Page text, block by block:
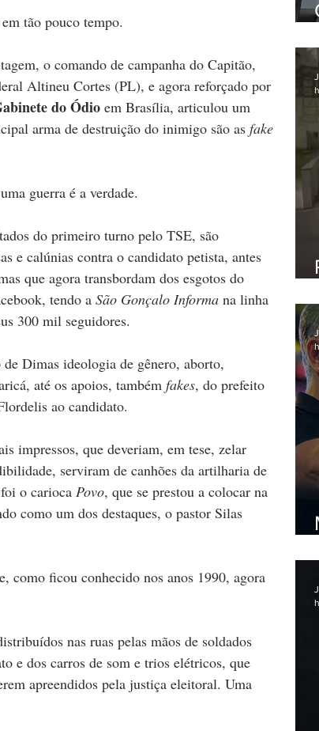
tão pouco tempo.
o comando de campanha do Capitão,
Altineu Cortes (PL), e agora reforçado por
do Ódio em Brasília, articulou um
arma de destruição do inimigo são as fake
guerra é a verdade.
do primeiro turno pelo TSE, são
e calúnias contra o candidato petista, antes
que agora transbordam dos esgotos do
tendo a São Gonçalo Informa na linha
300 mil seguidores.
Dimas ideologia de gênero, aborto,
até os apoios, também fakes, do prefeito
ao candidato.
impressos, que deveriam, em tese, zelar
serviram de canhões da artilharia de
o carioca Povo, que se prestou a colocar na
como um dos destaques, o pastor Silas
como ficou conhecido nos anos 1990, agora
nas ruas pelas mãos de soldados
e dos carros de som e trios elétricos, que
apreendidos pela justiça eleitoral. Uma